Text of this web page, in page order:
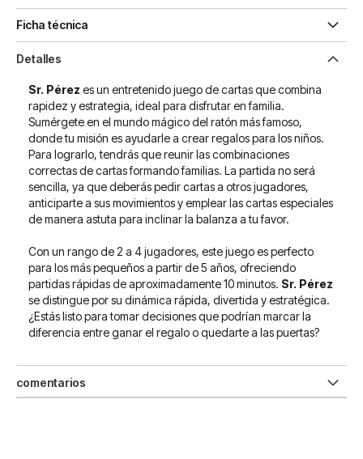
Ficha técnica
Detalles
Sr. Pérez es un entretenido juego de cartas que combina
rapidez y estrategia, ideal para disfrutar en familia.
Sumérgete en el mundo mágico del ratón más famoso,
donde tu misión es ayudarle a crear regalos para los niños.
Para lograrlo, tendrás que reunir las combinaciones
correctas de cartas formando familias. La partida no será
sencilla, ya que deberás pedir cartas a otros jugadores,
anticiparte a sus movimientos y emplear las cartas especiales
de manera astuta para inclinar la balanza a tu favor.
Con un rango de 2 a 4 jugadores, este juego es perfecto
para los más pequeños a partir de 5 años, ofreciendo
partidas rápidas de aproximadamente 10 minutos. Sr. Pérez
se distingue por su dinámica rápida, divertida y estratégica.
¿Estás listo para tomar decisiones que podrían marcar la
diferencia entre ganar el regalo o quedarte a las puertas?
comentarios